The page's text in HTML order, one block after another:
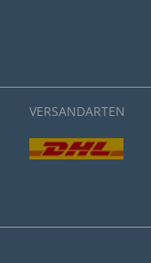
VERSANDARTEN